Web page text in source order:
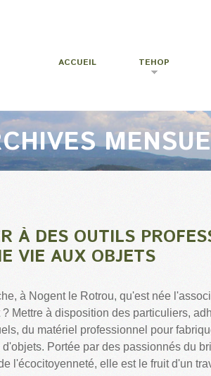
ACCUEIL TEHOP
À DES OUTILS
VIE AUX OBJETS
à Nogent le Rotrou, qu'est née
Mettre à disposition des particuliers,
du matériel professionnel pour
d'objets. Portée par des passionnés du
l'écocitoyenneté, elle est le fruit d'un